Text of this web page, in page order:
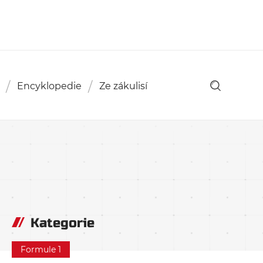
Encyklopedie Ze zákulisí
Kategorie
Formule 1